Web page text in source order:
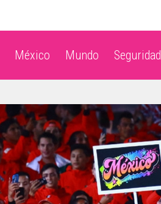
México Mundo Seguridad